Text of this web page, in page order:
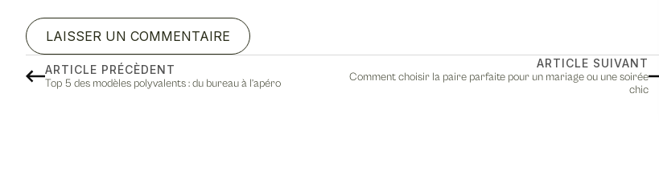
ARTICLE PRÉCÈDENT
Top 5 des modèles polyvalents : du bureau à l’apéro
ARTICLE SUIVANT
Comment choisir la paire parfaite pour un mariage ou une soirée
chic